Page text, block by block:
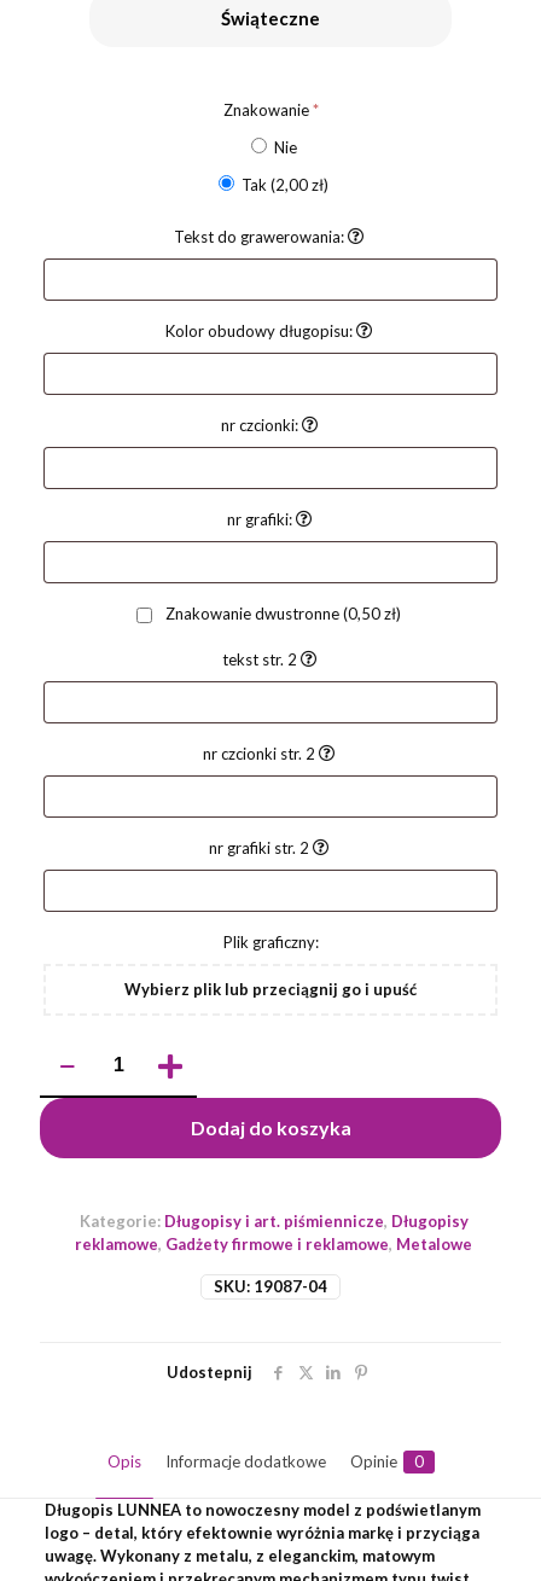
Świąteczne
Znakowanie*
Nie
Tak(2,00 zł)
Tekst do grawerowania:
Kolor obudowy długopisu:
nr czcionki:
nr grafiki:
Znakowanie dwustronne(0,50 zł)
tekst str. 2
nr czcionki str. 2
nr grafiki str. 2
Plik graficzny:
Wybierz plik lub przeciągnij go i upuść
Długopis
LUNNEA
Dodaj do koszyka
SKU: 19087-04
Kategorie: Długopisy i art. piśmiennicze, Długopisy
reklamowe, Gadżety firmowe i reklamowe, Metalowe
Udostepnij
Opis Informacje dodatkowe Opinie 0
Długopis LUNNEA to nowoczesny model z podświetlanym
logo – detal, który efektownie wyróżnia markę i przyciąga
uwagę. Wykonany z metalu, z eleganckim, matowym